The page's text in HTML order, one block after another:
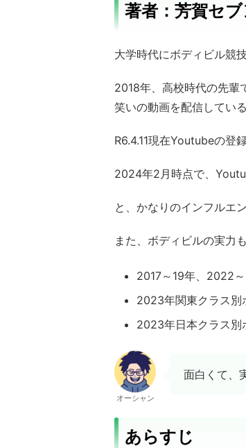
著者：芳賀セ
大学時代にボディビル競
2018年、高校時代の先輩
笑いの動画を配信している
R6.4.11現在Youtubeの登
2024年2月時点で、
と、かなりのインフルエ
また、ボディビルの実力
2017～19年、2022
2023年関東クラス別
2023年日本クラス別
オーシャン
面白くて、
あらすじ